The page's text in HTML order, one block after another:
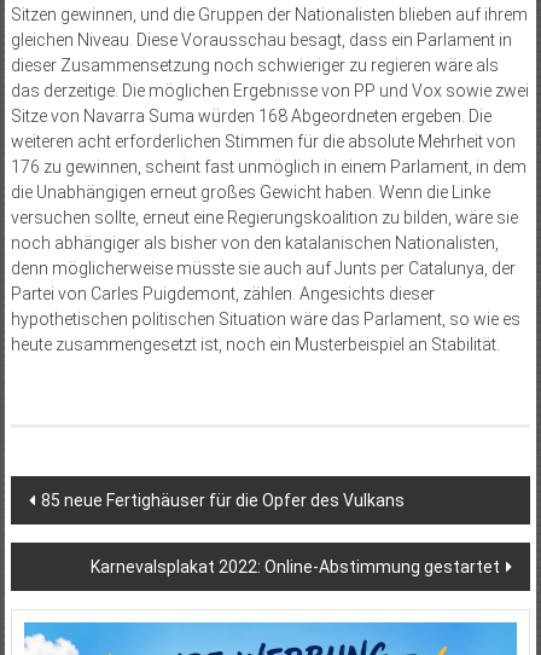
Sitzen gewinnen, und die Gruppen der Nationalisten blieben auf ihrem
gleichen Niveau. Diese Vorausschau besagt, dass ein Parlament in
dieser Zusammensetzung noch schwieriger zu regieren wäre als
das derzeitige. Die möglichen Ergebnisse von PP und Vox sowie zwei
Sitze von Navarra Suma würden 168 Abgeordneten ergeben. Die
weiteren acht erforderlichen Stimmen für die absolute Mehrheit von
176 zu gewinnen, scheint fast unmöglich in einem Parlament, in dem
die Unabhängigen erneut großes Gewicht haben. Wenn die Linke
versuchen sollte, erneut eine Regierungskoalition zu bilden, wäre sie
noch abhängiger als bisher von den katalanischen Nationalisten,
denn möglicherweise müsste sie auch auf Junts per Catalunya, der
Partei von Carles Puigdemont, zählen. Angesichts dieser
hypothetischen politischen Situation wäre das Parlament, so wie es
heute zusammengesetzt ist, noch ein Musterbeispiel an Stabilität.
Beitragsnavigation
85 neue Fertighäuser für die Opfer des Vulkans
Karnevalsplakat 2022: Online-Abstimmung gestartet